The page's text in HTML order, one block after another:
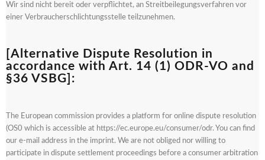
Wir sind nicht bereit oder verpflichtet, an Streitbeilegungsverfahren vor
einer Verbraucherschlichtungsstelle teilzunehmen.
[Alternative Dispute Resolution in
accordance with Art. 14 (1) ODR-VO and
§36 VSBG]:
The European commission provides a platform for online dispute resolution
(OS0 which is accessible at https://ec.europe.eu/consumer/odr. You can find
our e-mail address in the imprint. We are not obliged nor willing to
participate in dispute settlement proceedings before a consumer arbitration